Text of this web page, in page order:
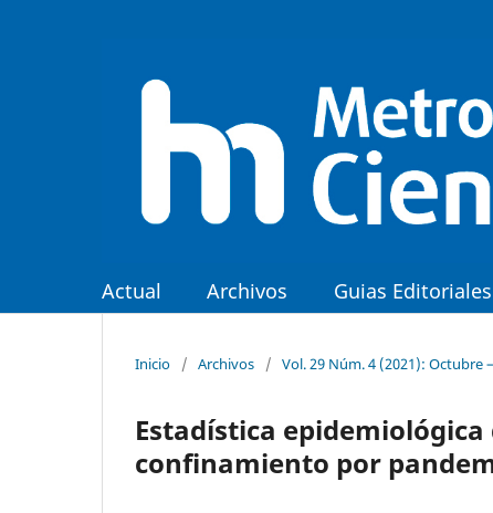
Actual Archivos Guias Editoriales
Inicio / Archivos / Vol. 29 Núm. 4 (2021): Octubre
Estadística
confinamiento por